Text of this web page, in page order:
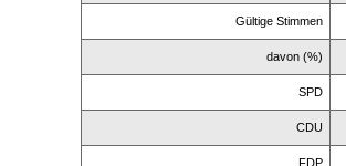
Gültige Stimmen
davon (%)
SPD
CDU
FDP